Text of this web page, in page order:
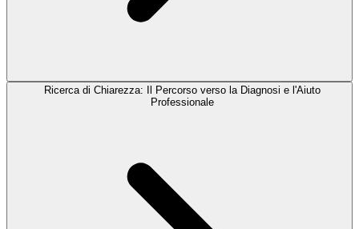
Ricerca di Chiarezza: Il Percorso verso la Diagnosi e l'Aiuto
Professionale